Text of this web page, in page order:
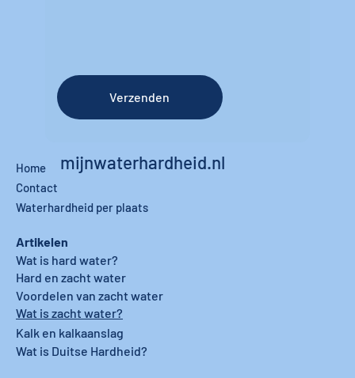
Verzenden
mijnwaterhardheid.nl
Home
Contact
Waterhardheid per plaats
Artikelen
Wat is hard water?
Hard en zacht water
Wat is zacht water?
Voordelen van zacht water
Kalk en kalkaanslag
Wat is Duitse Hardheid?